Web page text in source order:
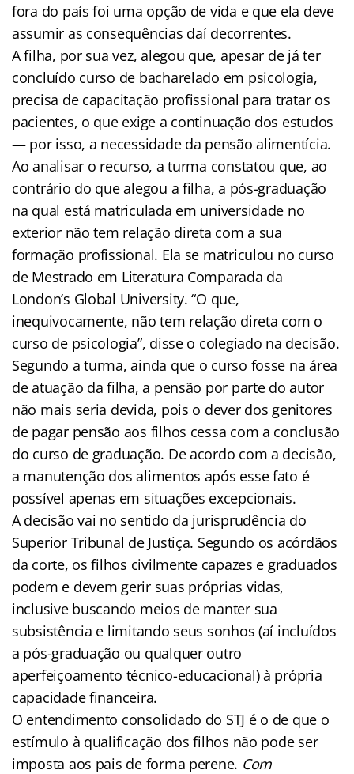
fora do país foi uma opção de vida e que ela deve
assumir as consequências daí decorrentes.
A filha, por sua vez, alegou que, apesar de já ter
concluído curso de bacharelado em psicologia,
precisa de capacitação profissional para tratar os
pacientes, o que exige a continuação dos estudos
— por isso, a necessidade da pensão alimentícia.
Ao analisar o recurso, a turma constatou que, ao
contrário do que alegou a filha, a pós-graduação
na qual está matriculada em universidade no
exterior não tem relação direta com a sua
formação profissional. Ela se matriculou no curso
de Mestrado em Literatura Comparada da
London’s Global University. “O que,
inequivocamente, não tem relação direta com o
curso de psicologia”, disse o colegiado na decisão.
Segundo a turma, ainda que o curso fosse na área
de atuação da filha, a pensão por parte do autor
não mais seria devida, pois o dever dos genitores
de pagar pensão aos filhos cessa com a conclusão
do curso de graduação. De acordo com a decisão,
a manutenção dos alimentos após esse fato é
possível apenas em situações excepcionais.
A decisão vai no sentido da jurisprudência do
Superior Tribunal de Justiça. Segundo os acórdãos
da corte, os filhos civilmente capazes e graduados
podem e devem gerir suas próprias vidas,
inclusive buscando meios de manter sua
subsistência e limitando seus sonhos (aí incluídos
a pós-graduação ou qualquer outro
aperfeiçoamento técnico-educacional) à própria
capacidade financeira.
O entendimento consolidado do STJ é o de que o
estímulo à qualificação dos filhos não pode ser
imposta aos pais de forma perene. Com